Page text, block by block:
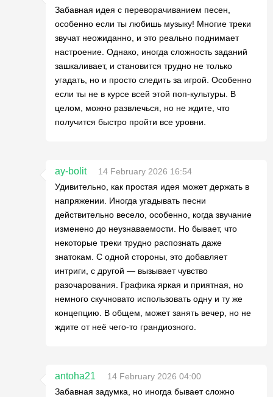
Забавная идея с переворачиванием песен,
особенно если ты любишь музыку! Многие треки
звучат неожиданно, и это реально поднимает
настроение. Однако, иногда сложность заданий
зашкаливает, и становится трудно не только
угадать, но и просто следить за игрой. Особенно
если ты не в курсе всей этой поп-культуры. В
целом, можно развлечься, но не ждите, что
получится быстро пройти все уровни.
ay-bolit
14 February 2026 16:54
Удивительно, как простая идея может держать в
напряжении. Иногда угадывать песни
действительно весело, особенно, когда звучание
изменено до неузнаваемости. Но бывает, что
некоторые треки трудно распознать даже
знатокам. С одной стороны, это добавляет
интриги, с другой — вызывает чувство
разочарования. Графика яркая и приятная, но
немного скучновато использовать одну и ту же
концепцию. В общем, может занять вечер, но не
ждите от неё чего-то грандиозного.
antoha21
14 February 2026 04:00
Забавная задумка, но иногда бывает сложно